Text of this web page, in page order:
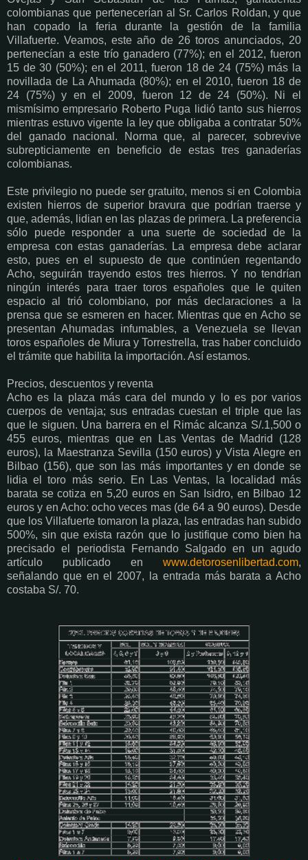
colombianas que pertenecerían al Sr. Carlos Roldan, y que
han copado la feria durante la gestión de la familia
Villafuerte. Veamos, este año de 26 toros anunciados, 20
pertenecían a este trío ganadero (77%); en el 2012, fueron
15 de 30 (50%); en el 2011, fueron 18 de 24 (75%) más la
novillada de La Ahumada (80%); en el 2010, fueron 18 de
24 (75%) y en el 2009, fueron 12 de 24 (50%). Ni el
mismísimo empresario Roberto Puga lidió tanto sus hierros
mientras estuvo vigente la ley que obligaba a contratar 50%
del ganado nacional. Norma que, al parecer, sobrevive
subrepticiamente en beneficio de estas tres ganaderías
colombianas.
Este privilegio no puede ser gratuito, menos si en Colombia
existen hierros de superior bravura que podrían traerse y
que, además, lidian en las plazas de primera. La preferencia
sólo puede responder a una suerte de sociedad de la
empresa con estas ganaderías. La empresa debe aclarar
esto, pues en el supuesto de que continúen regentando
Acho, seguirán trayendo estos tres hierros. Y no tendrían
ningún interés para traer toros españoles que le quiten
espacio al trió colombiano, por más declaraciones a la
prensa que se esmeren en hacer. Mientras que en Acho se
presentan Ahumadas infumables, a Venezuela se llevan
toros españoles de Miura y Torrestrella, tras haber concluido
el trámite que habilita la importación. Así estamos.
Precios, descuentos y reventa
Acho es la plaza más cara del mundo y lo es por varios
cuerpos de ventaja; sus entradas cuestan el triple que las
que le siguen. Una barrera en el Rimác alcanza S/.1,500 o
455 euros, mientras que en Las Ventas de Madrid (128
euros), la Maestranza Sevilla (150 euros) y Vista Alegre en
Bilbao (156), que son las más importantes y en donde se
lidia el toro más serio. En Las Ventas, la localidad más
barata se cotiza en 5,20 euros en San Isidro, en Bilbao 12
euros y en Acho: ocho veces mas (de 64 a 90 euros). Desde
que los Villafuerte tomaron la plaza, las entradas han subido
500%, sin que exista razón que lo justifique como bien ha
precisado el periodista Fernando Salgado en un agudo
artículo publicado en www.detorosenlibertad.com,
señalando que en el 2007, la entrada más barata a Acho
costaba S/. 70.